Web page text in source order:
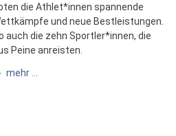
die Athlet*innen spannende
und neue Bestleistungen.
auch die zehn Sportler*innen, die
Peine anreisten.
mehr ...